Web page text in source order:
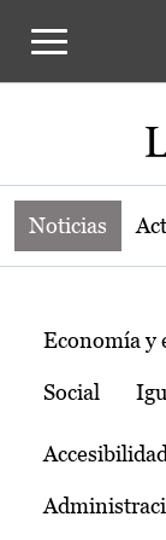
Noticias
Noticias
Temas
Economía y
Social
Accesibilidad